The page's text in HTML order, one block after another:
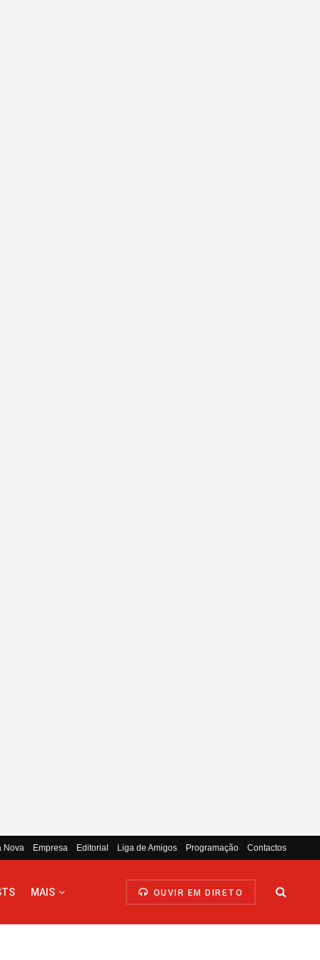
Nova Empresa Editorial Liga de Amigos Programação Contactos
MAIS OUVIR EM DIRETO